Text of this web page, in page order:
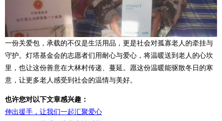
一份关爱包，承载的不仅是生活用品，更是社会对孤寡老人的牵挂与
守护。灯塔基金会的志愿者们用耐心与爱心，将温暖送到老人的心坎
里，也让这份善意在大林村传递、蔓延。愿这份温暖能驱散冬日的寒
意，让更多老人感受到社会的温情与美好。
也许您对以下文章感兴趣：
伸出援手，让我们一起汇聚爱心